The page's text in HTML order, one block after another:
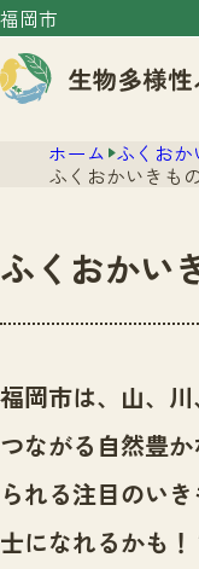
福岡市
センター
センター
サイトポ
プライバ
ニュース
市の取組
いきもの
いきもの
注目のい
イベント
ホーム ふくお
ふくおかいきも
ふくおかい
福岡市は、山、
つながる自然豊か
られる注目のい
士になれるかも！